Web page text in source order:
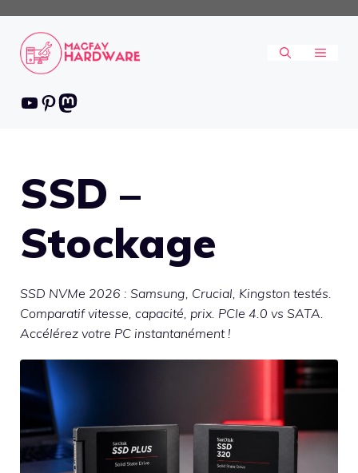
contenu
MENU
Youtube
Pinterest
Mastodon
SSD –
Stockage
SSD NVMe 2026 : Samsung, Crucial, Kingston testés.
Comparatif vitesse, capacité, prix. PCIe 4.0 vs SATA.
Accélérez votre PC instantanément !